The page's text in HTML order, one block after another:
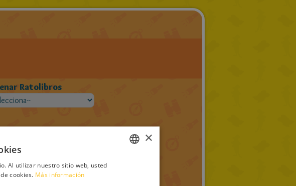
Ratolibros
×
Al utilizar nuestro sitio web, usted
cookies. Más información